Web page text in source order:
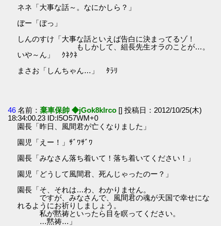
ネネ「大事な話～。なにかしら？」
ぼー「ぼっ」
しんのすけ「大事な話といえば告白に決まってるゾ！
もしかして、組長先生オラのことが…。
いや～ん」 ｸﾈｸﾈ
まさお「しんちゃん…」 ﾀﾗﾘ
46 名前：棄車保帥 ◆jGok8klrco [] 投稿日：2012/10/25(木)
18:34:00.23 ID:I5O57WM+0
園長「昨日、風間君が亡くなりました」
園児「えー！」ｻﾞﾜｻﾞﾜ
園長「みなさん落ち着いて！落ち着いてください！」
園児「どうして風間君、死んじゃったのー？」
園長「そ、それは…わ、わかりません。
ですが、みなさんで、風間君の魂が天国で幸せにな
れるようにお祈りしましょう。
私が黙祷といったら目を瞑ってください。
…黙祷…」